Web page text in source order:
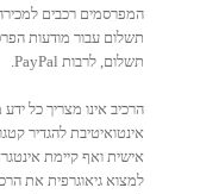
המפרסמים רכבים
תשלום עבור מודעות
תשלום, לרבות PayPal.
הרכיב אינו מצריך כל
אינטואיטיבת להגדיר
אישית ואף קיימת
למצוא גיאוגרפית את